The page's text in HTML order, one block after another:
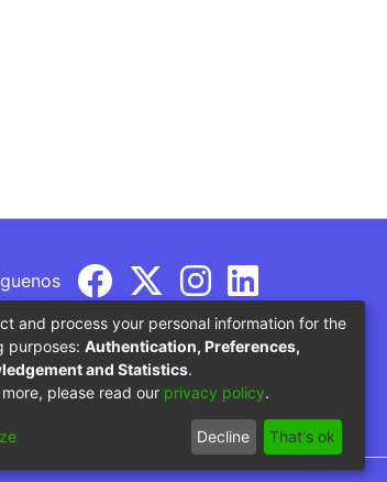
del Ministerio de Educación
and process your personal information for the
purposes: Authentication, Preferences,
and Statistics.
please read our privacy policy.
Decline That's ok